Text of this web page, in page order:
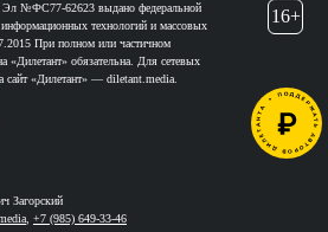
Эл №ФС77-62623 выдано федеральной
технологий и массовых
При полном или частичном
«Дилетант» обязательна. Для сетевых
сайт «Дилетант» — diletant.media.
Загорский
, +7 (985) 649-33-46
16+